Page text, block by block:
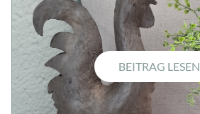
BEITRAG LESEN